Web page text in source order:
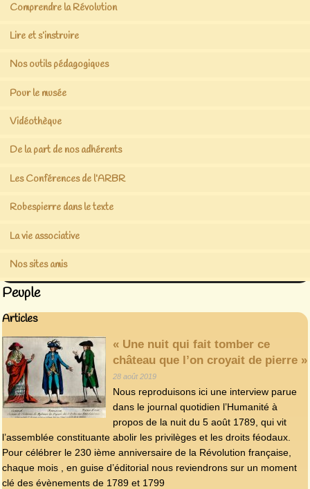
Comprendre la Révolution
Lire et s’instruire
Nos outils pédagogiques
Pour le musée
Vidéothèque
De la part de nos adhérents
Les Conférences de l’ARBR
Robespierre dans le texte
La vie associative
Nos sites amis
Peuple
Articles
« Une nuit qui fait tomber ce
château que l’on croyait de pierre »
28 août 2019
Nous reproduisons ici une interview parue
dans le journal quotidien l’Humanité à
propos de la nuit du 5 août 1789, qui vit
l’assemblée constituante abolir les privilèges et les droits féodaux.
Pour célébrer le 230 ième anniversaire de la Révolution française,
chaque mois , en guise d’éditorial nous reviendrons sur un moment
clé des évènements de 1789 et 1799